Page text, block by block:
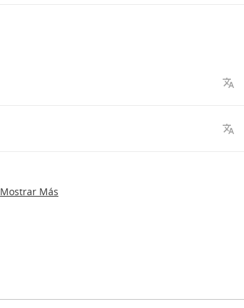
Mostrar Más